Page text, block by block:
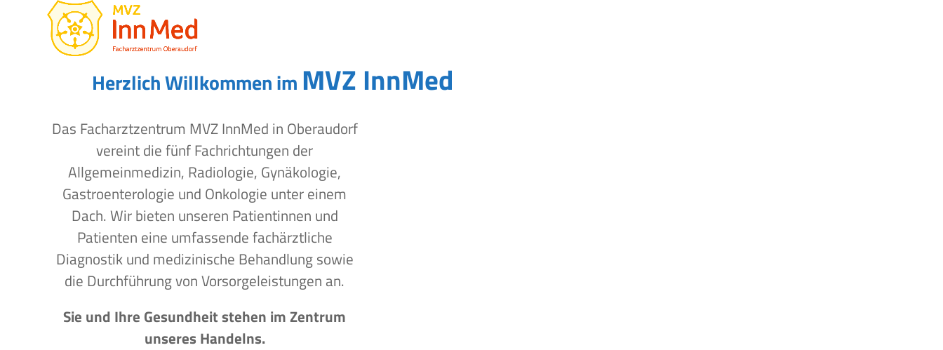
Open
mobile
menu
Close
mobile
menu
Herzlich Willkommen im MVZ InnMed
Das Facharztzentrum MVZ InnMed in Oberaudorf
vereint die fünf Fachrichtungen der
Allgemeinmedizin, Radiologie, Gynäkologie,
Gastroenterologie und Onkologie unter einem
Dach. Wir bieten unseren Patientinnen und
Patienten eine umfassende fachärztliche
Diagnostik und medizinische Behandlung sowie
die Durchführung von Vorsorgeleistungen an.
Sie und Ihre Gesundheit stehen im Zentrum
unseres Handelns.